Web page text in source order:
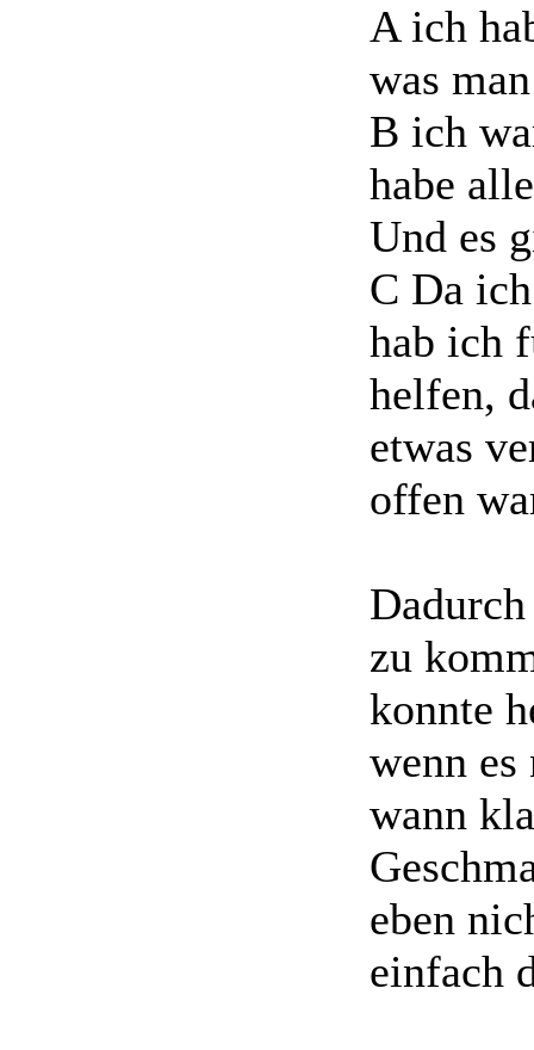
A ich
was
B ich
habe
Und es
C Da
hab ich
helfen,
etwas
offen
zu
konnte
wenn
wann
eben
einfach